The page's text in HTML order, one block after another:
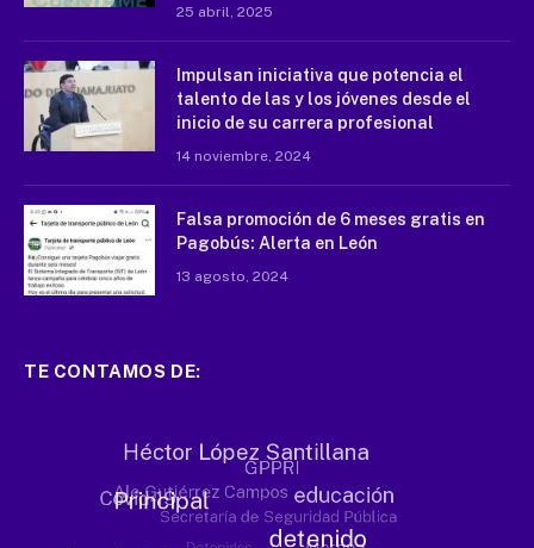
25 abril, 2025
Impulsan iniciativa que potencia el
talento de las y los jóvenes desde el
inicio de su carrera profesional
14 noviembre, 2024
Falsa promoción de 6 meses gratis en
Pagobús: Alerta en León
13 agosto, 2024
TE CONTAMOS DE: